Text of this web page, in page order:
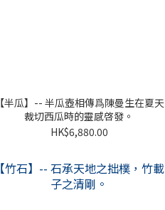
【半瓜】-- 半瓜壺相傳爲陳曼生在夏天
裁切西瓜時的靈感啓發。
HK$6,880.00